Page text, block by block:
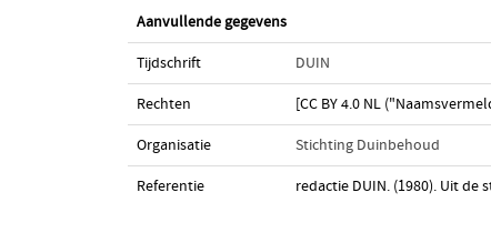
Aanvullende gegevens
Tijdschrift DUIN
Rechten [CC BY 4.0 NL
Organisatie Stichting Duinbehoud
Referentie redactie DUIN. (1980). Uit de